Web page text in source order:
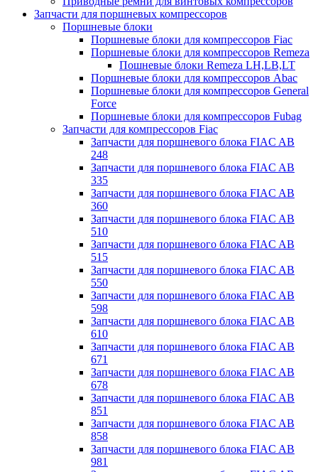
Запчасти для поршневых компрессоров
Поршневые блоки
Поршневые блоки для компрессоров Fiac
Поршневые блоки для компрессоров Remeza
Пошневые блоки Remeza LH,LB,LT
Поршневые блоки для компрессоров Abac
Поршневые блоки для компрессоров General
Force
Поршневые блоки для компрессоров Fubag
Запчасти для компрессоров Fiac
Запчасти для поршневого блока FIAC AB
248
Запчасти для поршневого блока FIAC AB
335
Запчасти для поршневого блока FIAC AB
360
Запчасти для поршневого блока FIAC AB
510
Запчасти для поршневого блока FIAC AB
515
Запчасти для поршневого блока FIAC AB
550
Запчасти для поршневого блока FIAC AB
598
Запчасти для поршневого блока FIAC AB
610
Запчасти для поршневого блока FIAC AB
671
Запчасти для поршневого блока FIAC AB
678
Запчасти для поршневого блока FIAC AB
851
Запчасти для поршневого блока FIAC AB
858
Запчасти для поршневого блока FIAC AB
981